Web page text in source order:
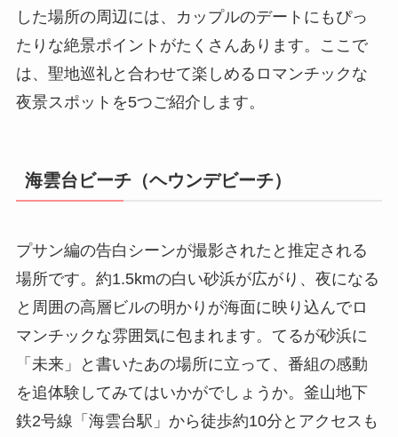
した場所の周辺には、カップルのデートにもぴっ
たりな絶景ポイントがたくさんあります。ここで
は、聖地巡礼と合わせて楽しめるロマンチックな
夜景スポットを5つご紹介します。
海雲台ビーチ（ヘウンデビーチ）
プサン編の告白シーンが撮影されたと推定される
場所です。約1.5kmの白い砂浜が広がり、夜になる
と周囲の高層ビルの明かりが海面に映り込んでロ
マンチックな雰囲気に包まれます。てるが砂浜に
「未来」と書いたあの場所に立って、番組の感動
を追体験してみてはいかがでしょうか。釜山地下
鉄2号線「海雲台駅」から徒歩約10分とアクセスも